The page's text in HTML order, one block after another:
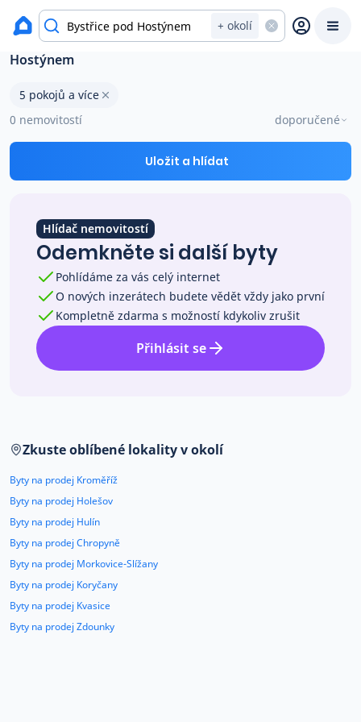
+ okolí
Chytrý odhad ceny
Ceny prodaných nemovitostí
Okamžitý výkup
Přehled realitních makléřů
Blog
O nás
Kontakt
okres Kroměříž
Byty 5 pokojů a více na prodej Bystřice pod
Hostýnem
5 pokojů a více
0 nemovitostí
doporučené
Uložit a hlídat
Hlídač nemovitostí
Odemkněte si další byty
Pohlídáme za vás celý internet
O nových inzerátech budete vědět vždy jako první
Kompletně zdarma s možností kdykoliv zrušit
Přihlásit se
Zkuste oblíbené lokality v okolí
Byty na prodej Kroměříž
Byty na prodej Holešov
Byty na prodej Hulín
Byty na prodej Chropyně
Byty na prodej Morkovice-Slížany
Byty na prodej Koryčany
Byty na prodej Kvasice
Byty na prodej Zdounky